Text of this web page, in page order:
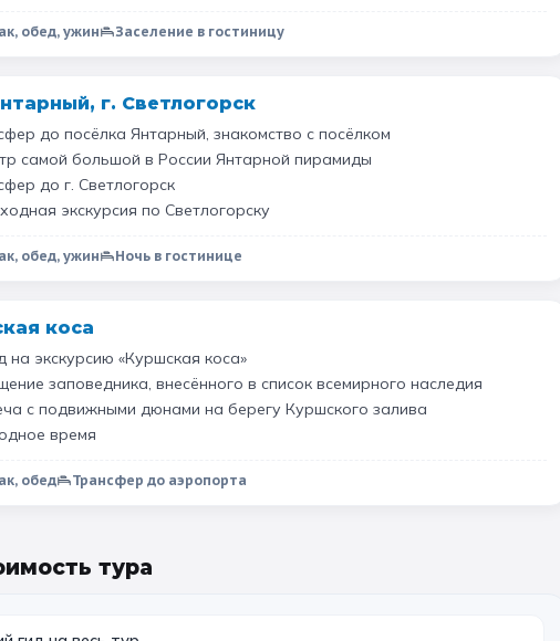
обед, ужин Заселение в гостиницу
г. Светлогорск
до посёлка Янтарный, знакомство с посёлком
самой большой в России Янтарной пирамиды
до г. Светлогорск
экскурсия по Светлогорску
обед, ужин Ночь в гостинице
коса
на экскурсию «Куршская коса»
заповедника, внесённого в список всемирного наследия
с подвижными дюнами на берегу Куршского залива
время
обед Трансфер до аэропорта
тура